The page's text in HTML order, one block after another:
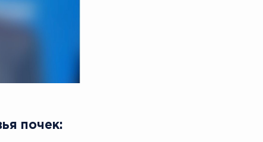
почек: